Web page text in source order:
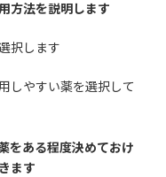
方法を説明します
択します
やすい薬を選択して
ある程度決めておけ
ます